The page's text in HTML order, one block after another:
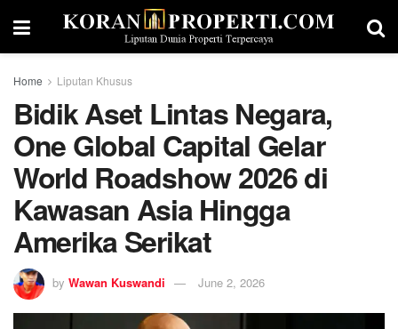
Home Liputan Khusus
Bidik Aset Lintas Negara,
One Global Capital Gelar
World Roadshow 2026 di
Kawasan Asia Hingga
Amerika Serikat
by Wawan Kuswandi June 2, 2026